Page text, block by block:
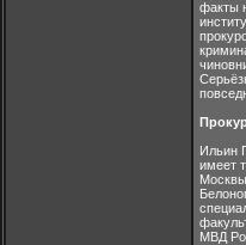
факты
Ильин
имеет
МВД